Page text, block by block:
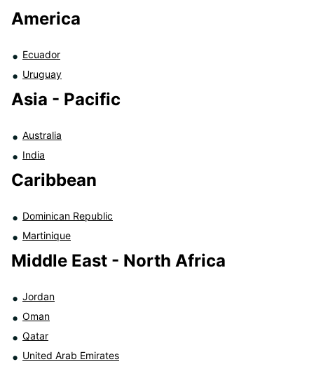
America
Ecuador
Uruguay
Asia - Pacific
Australia
India
Caribbean
Dominican Republic
Martinique
Middle East - North Africa
Jordan
Oman
Qatar
United Arab Emirates